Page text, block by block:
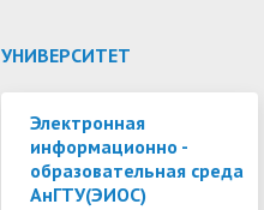
УНИВЕРСИТЕТ
Электронная
информационно -
образовательная среда
АнГТУ(ЭИОС)